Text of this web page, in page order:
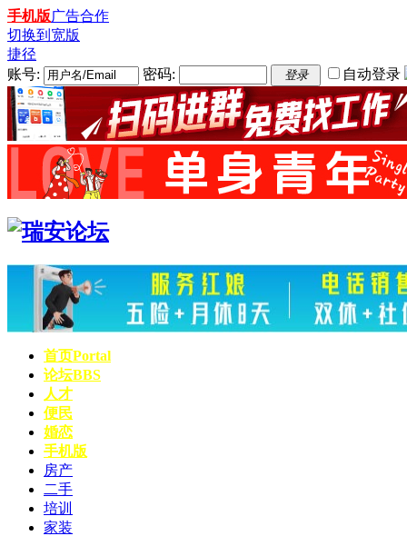
手机版广告合作
切换到宽版
捷径
账号:
密码: 登录 自动登录
首页Portal
论坛BBS
人才
便民
婚恋
手机版
房产
二手
培训
家装